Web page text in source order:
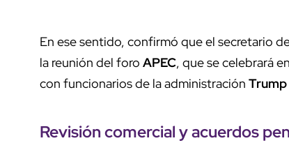
En ese sentido, confirmó que el secretario
la reunión del foro APEC, que se celebrará en
con funcionarios de la administración Trump
Revisión comercial y acuerdos